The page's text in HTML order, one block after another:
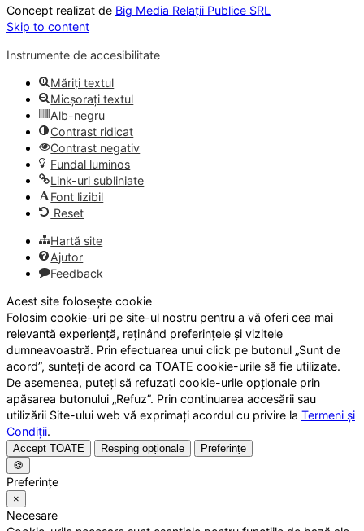
Concept realizat de Big Media Relații Publice SRL
Skip to content
Instrumente de accesibilitate
Măriți textul
Micșorați textul
Alb-negru
Contrast ridicat
Contrast negativ
Fundal luminos
Link-uri subliniate
Font lizibil
Reset
Hartă site
Ajutor
Feedback
Acest site folosește cookie
Folosim cookie-uri pe site-ul nostru pentru a vă oferi cea mai
relevantă experiență, reținând preferințele și vizitele
dumneavoastră. Prin efectuarea unui click pe butonul „Sunt de
acord”, sunteți de acord ca TOATE cookie-urile să fie utilizate.
De asemenea, puteți să refuzați cookie-urile opționale prin
apăsarea butonului „Refuz”. Prin continuarea accesării sau
utilizării Site-ului web vă exprimați acordul cu privire la Termeni și
Condiții.
Accept TOATE Resping opționale
Preferințe
🍪
Preferințe
×
Necesare